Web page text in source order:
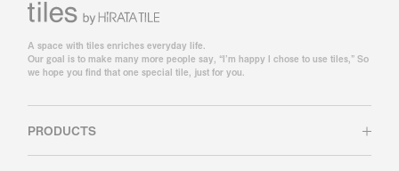
A space with tiles enriches everyday life.
Our goal is to make many more people say, “I’m happy I chose to use tiles,” So
we hope you find that one special tile, just for you.
PRODUCTS